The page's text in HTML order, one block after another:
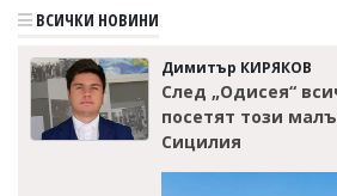
ВСИЧКИ НОВИНИ
Димитър КИРЯКОВ
След „Одисея“
посетят този
Сицилия